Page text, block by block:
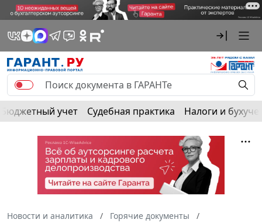
Бюджетный учет Судебная практика Налоги и
Новости и аналитика
Горячие документы